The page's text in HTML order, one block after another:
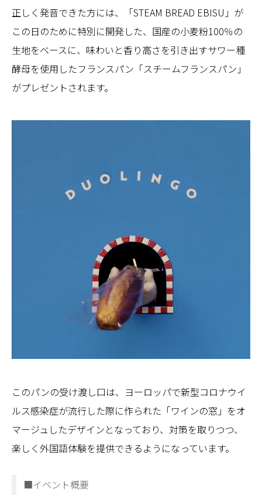
正しく発音できた方には、「STEAM BREAD EBISU」が
この日のために特別に開発した、国産の小麦粉100％の
生地をベースに、味わいと香り高さを引き出すサワー種
酵母を使用したフランスパン「スチームフランスパン」
がプレゼントされます。
このパンの受け渡し口は、ヨーロッパで新型コロナウイ
ルス感染症が流行した際に作られた「ワインの窓」をオ
マージュしたデザインとなっており、対策を取りつつ、
楽しく外国語体験を提供できるようになっています。
■イベント概要